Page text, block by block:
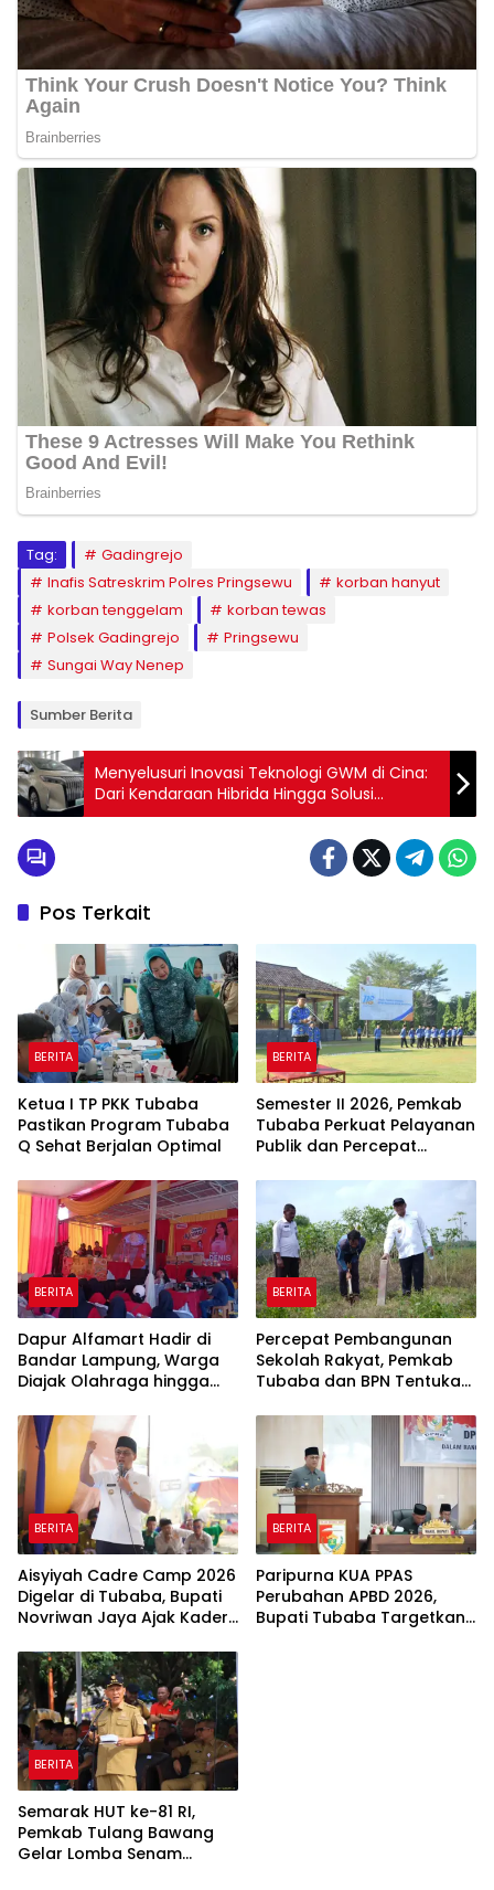
Tag:
Gadingrejo
Inafis Satreskrim Polres Pringsewu
korban hanyut
korban tenggelam
korban tewas
Polsek Gadingrejo
Pringsewu
Sungai Way Nenep
Sumber Berita
Menyelusuri Inovasi Teknologi GWM di Cina:
Dari Kendaraan Hibrida Hingga Solusi
Hidrogen
Pos Terkait
BERITA
Ketua I TP PKK Tubaba
Pastikan Program Tubaba
Q Sehat Berjalan Optimal
BERITA
Semester II 2026, Pemkab
Tubaba Perkuat Pelayanan
Publik dan Percepat
BERITA
Dapur Alfamart Hadir di
Bandar Lampung, Warga
Diajak Olahraga hingga
BERITA
Percepat Pembangunan
Sekolah Rakyat, Pemkab
Tubaba dan BPN Tentukan
BERITA
Aisyiyah Cadre Camp 2026
Digelar di Tubaba, Bupati
Novriwan Jaya Ajak Kader
Pembangunan
BERITA
Paripurna KUA PPAS
Perubahan APBD 2026,
Bupati Tubaba Targetkan
BERITA
Semarak HUT ke-81 RI,
Pemkab Tulang Bawang
Gelar Lomba Senam